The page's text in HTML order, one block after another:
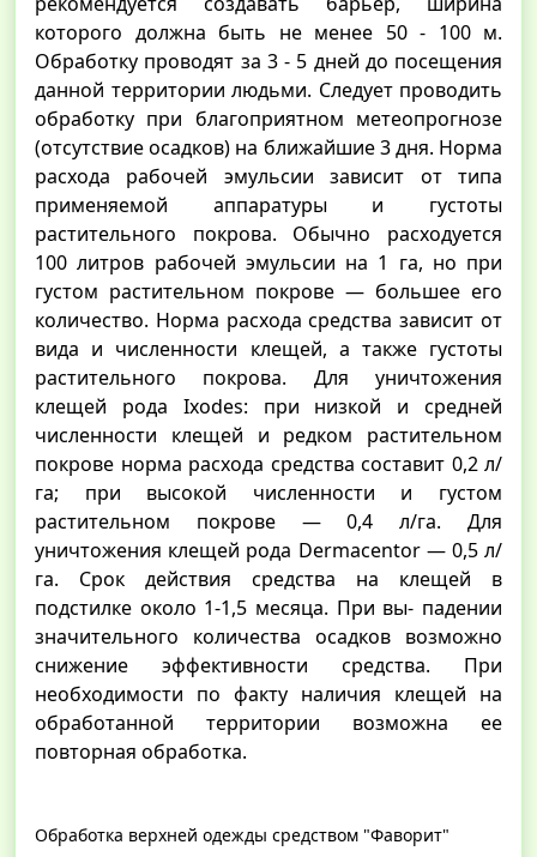
которого должна быть не менее 50 - 100 м.
Обработку проводят за 3 - 5 дней до посещения
данной территории людьми. Следует проводить
обработку при благоприятном метеопрогнозе
(отсутствие осадков) на ближайшие 3 дня. Норма
расхода рабочей эмульсии зависит от типа
применяемой аппаратуры и густоты
растительного покрова. Обычно расходуется
100 литров рабочей эмульсии на 1 га, но при
густом растительном покрове — большее его
количество. Норма расхода средства зависит от
вида и численности клещей, а также густоты
растительного покрова. Для уничтожения
клещей рода Ixodes: при низкой и средней
численности клещей и редком растительном
покрове норма расхода средства составит 0,2 л/
га; при высокой численности и густом
растительном покрове — 0,4 л/га. Для
уничтожения клещей рода Dermacentor — 0,5 л/
га. Срок действия средства на клещей в
подстилке около 1-1,5 месяца. При вы- падении
значительного количества осадков возможно
снижение эффективности средства. При
необходимости по факту наличия клещей на
обработанной территории возможна ее
повторная обработка.
Обработка верхней одежды средством "Фаворит"